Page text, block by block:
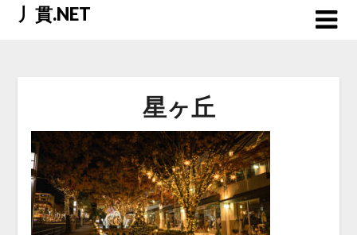
Skip丿貫.NET
星ヶ丘